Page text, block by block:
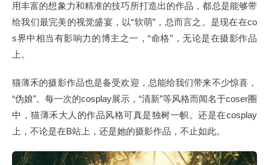
用丰富的想象力和精准的技巧所打造出的作品，都总是能够带
给我们最完美的视觉盛宴，以“软萌”，总而言之。是现在在co
s界中相当有影响力的博主之一，“命格”，无论是在摄影作品
上。
猫薄禾的摄影作品也是备受欢迎，总能给我们带来不少惊喜，
“伪娘”。每一次的cosplay展示，“清新”等风格而闻名于coser圈
中，猫薄禾大人的作品风格可真是独树一帜。还是在cosplay
上，不论是在B站上，还是她的摄影作品，不止如此。